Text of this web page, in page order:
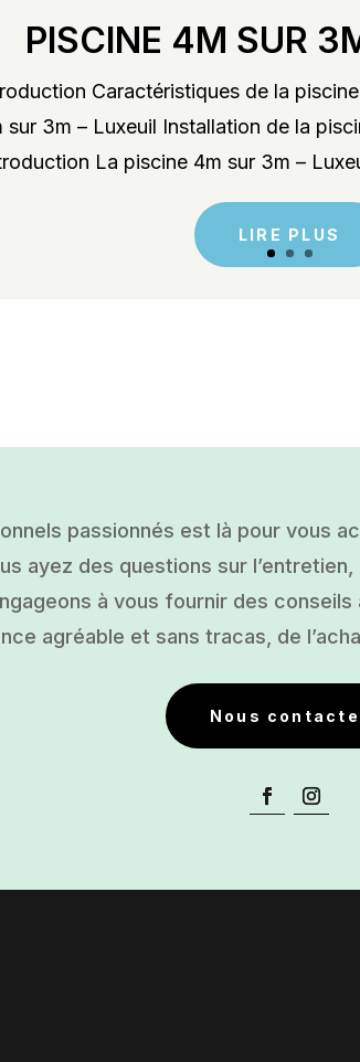
PISCINE 4M SUR
Caractéristiques de la
sur 3m – Luxeuil Installation de la
La piscine 4m sur 3m –
LIRE PLUS
passionnés est là pour vous
ayez des questions sur l’entretien,
à vous fournir des
agréable et sans tracas, de
Nous